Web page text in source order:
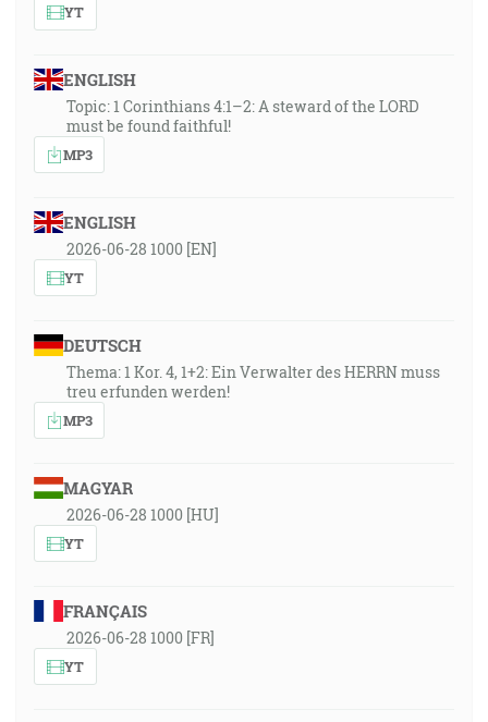
YT
ENGLISH
Topic: 1 Corinthians 4:1–2: A steward of the LORD
must be found faithful!
MP3
ENGLISH
2026-06-28 1000 [EN]
YT
DEUTSCH
Thema: 1 Kor. 4, 1+2: Ein Verwalter des HERRN muss
treu erfunden werden!
MP3
MAGYAR
2026-06-28 1000 [HU]
YT
FRANÇAIS
2026-06-28 1000 [FR]
YT